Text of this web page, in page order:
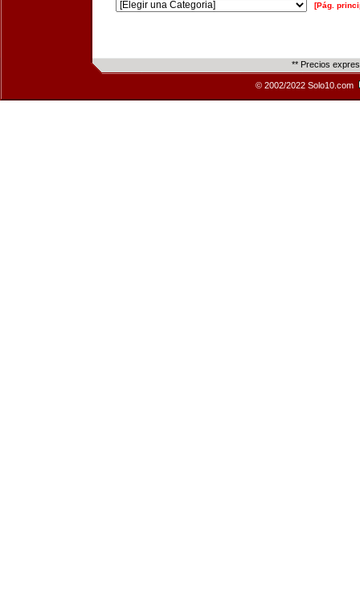
[Pág.
** Precios
© 2002/2022 Solo10.com